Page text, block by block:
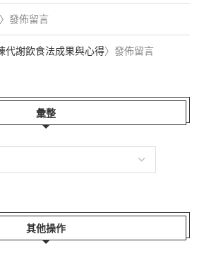
〉發佈留言
代謝飲食法成果與心得〉發佈留言
彙整
其他操作